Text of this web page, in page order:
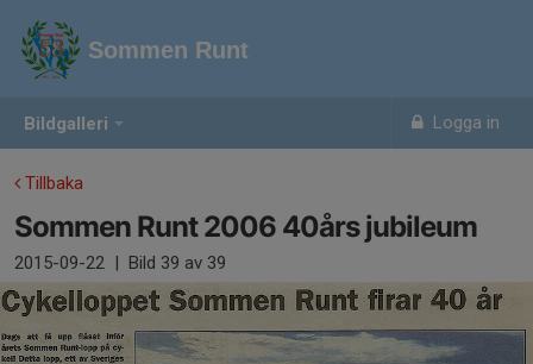
Bildgalleri Logga in
Sommen Runt
Tillbaka
Sommen Runt 2006 40års jubileum
2015-09-22 | Bild 39 av 39